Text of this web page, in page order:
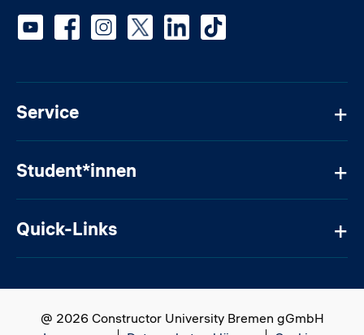
Service
Student*innen
Quick-Links
Social media
@ 2026 Constructor University Bremen gGmbH